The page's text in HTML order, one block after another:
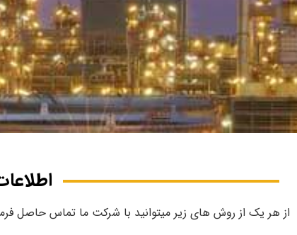
از هر یک از روش های زیر میتوانید با شرکت ما تماس حاصل